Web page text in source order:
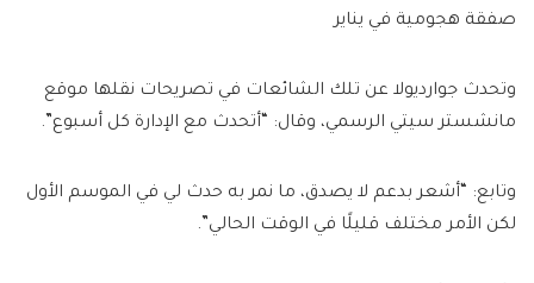
صفقة هجومية في يناير
وتحدث جوارديولا عن تلك الشائعات في تصريحات نقلها موقع
مانشستر سيتي الرسمي، وقال: “أتحدث مع الإدارة كل أسبوع”.
وتابع: “أشعر بدعم لا يصدق، ما نمر به حدث لي في الموسم الأول
لكن الأمر مختلف قليلًا في الوقت الحالي”.